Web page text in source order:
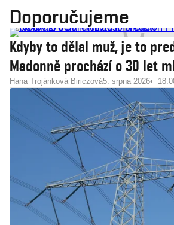
Doporučujeme
Kdyby to dělal muž, je to
Madonně prochází o 30 let
Hana Trojánková Biriczová5. srpna 2026